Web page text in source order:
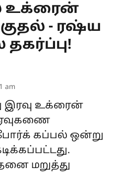
உக்ரைன்
- ரஷ்ய
am
இரவு உக்ரைன்
கப்பல் ஒன்று
மறுத்து